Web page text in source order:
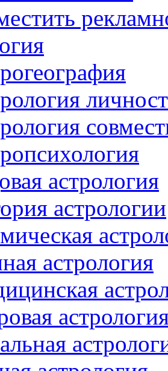
астрология
астрологии
астрология